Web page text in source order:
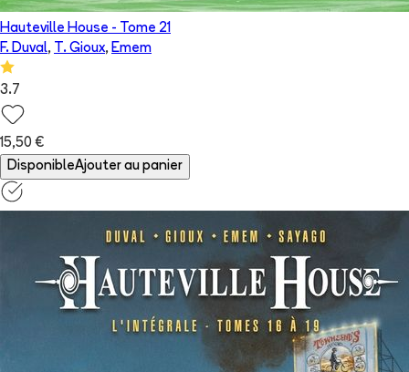
Hauteville House - Tome 21
F. Duval, T. Gioux, Emem
3.7
15,50 €
DisponibleAjouter au panier